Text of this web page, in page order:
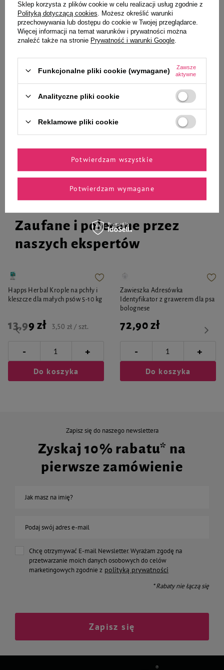
Frontline Spot-on Roztwór do
nakrapiania przeciwko pchłom i
kleszczom dla psów S 3 pipetki
50,99 zł 17,00 zł / szt.
- +
Do koszyka
Zawieszka Adresówka
Identyfikator z grawerem dla psa
shih tzu czarny
Do koszyka
Zaufane i polecane przez
naszych ekspertów
Happs Herbal Krople na pchły i
kleszcze dla małych psów 5-10 kg
13,99 zł 3,50 zł / szt.
- +
Do koszyka
Zawieszka Adresówka
Identyfikator z grawerem dla psa
bolognese
72,90 zł
- +
Do koszyka
Zapisz się do naszego newslettera
Zyskaj 10% rabatu* na
pierwsze zamówienie
Jak masz na imię?
Podaj swój adres e-mail
Chcę otrzymywać E-mail Newsletter. Wyrażam zgodę na
przetwarzanie moich danych osobowych do celów
marketingowych zgodnie z polityką prywatności
* Rabaty nie łączą się
Zapisz się
Sklep korzysta z plików cookie w celu realizacji usług zgodnie z
Polityką dotyczącą cookies . Możesz określić warunki
przechowywania lub dostępu do cookie w Twojej przeglądarce.
Więcej informacji na temat warunków i prywatności można
znaleźć także na stronie Prywatność i warunki Google
Funkcjonalne pliki cookie (wymagane)
Zawsze
aktywne
Analityczne pliki cookie
Reklamowe pliki cookie
Potwierdzam wymagane
Potwierdzam wszystkie